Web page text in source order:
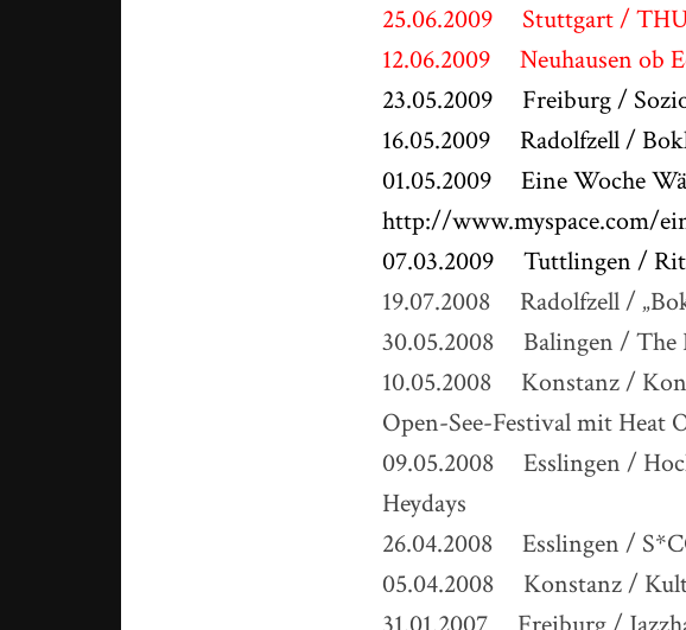
25.06.2009 Stuttgart /
12.06.2009 Neuhausen ob
23.05.2009 Freiburg /
16.05.2009 Radolfzell /
01.05.2009 Eine Woche
http://www.myspace.com/
07.03.2009 Tuttlingen /
19.07.2008 Radolfzell /
30.05.2008 Balingen / The
10.05.2008 Konstanz /
Open-See-Festival mit Heat
09.05.2008 Esslingen /
Heydays
26.04.2008 Esslingen /
05.04.2008 Konstanz /